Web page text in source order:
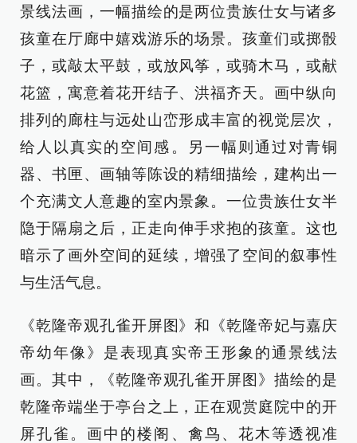
景线法画，一幅描绘的是两位贵族仕女与诸多
孩童在厅廊中嬉戏游乐的场景。孩童们或掷骰
子，或敲太平鼓，或放风筝，或骑木马，或献
花篮，寓意着花开结子、洪福齐天。画中纵向
排列的廊柱与远处山峦形成丰富的视觉层次，
给人以真实的空间感。另一幅则通过对青铜
器、书匣、画轴等陈设的精细描绘，建构出一
个充满文人意趣的室内景象。一位贵族仕女半
隐于隔扇之后，正走向伸手求抱的孩童。这也
暗示了画外空间的延续，增强了空间的叙事性
与生活气息。
《乾隆帝观孔雀开屏图》和《乾隆帝妃与嘉庆
帝幼年像》是表现真实帝王形象的通景线法
画。其中，《乾隆帝观孔雀开屏图》描绘的是
乾隆帝端坐于亭台之上，正在观赏庭院中的开
屏孔雀。画中的楼阁、禽鸟、花木等透视准